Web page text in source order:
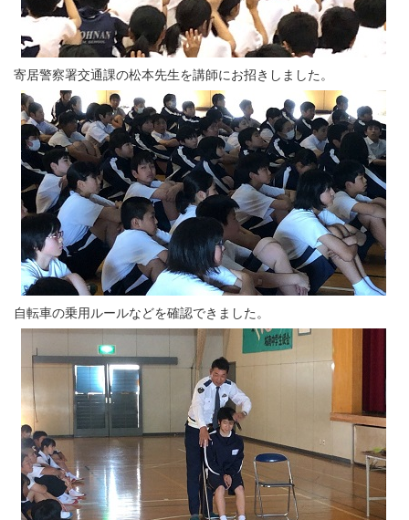
寄居警察署交通課の松本先生を講師にお招きしました。
自転車の乗用ルールなどを確認できました。